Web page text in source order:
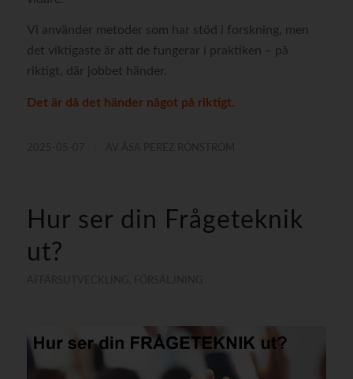
Vi använder metoder som har stöd i forskning, men
det viktigaste är att de fungerar i praktiken – på
riktigt, där jobbet händer.
Det är då det händer något på riktigt.
Hur ser din Frågeteknik
ut?